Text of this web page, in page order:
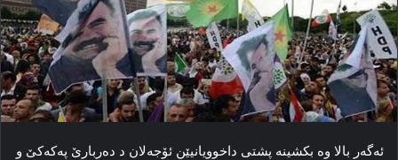
ئه‌گه‌ر بالا وه‌ بکشینه‌ پشتی داخوویانیێن ئۆجەلان د ده‌ربارێ پەکەکێ و